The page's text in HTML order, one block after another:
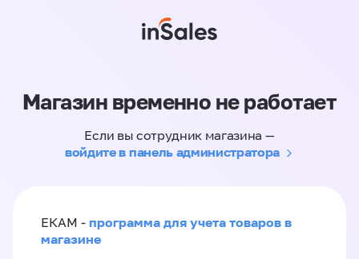
Магазин временно не работает
Если вы сотрудник магазина —
войдите в панель администратора
ЕКАМ - программа для учета товаров в
магазине